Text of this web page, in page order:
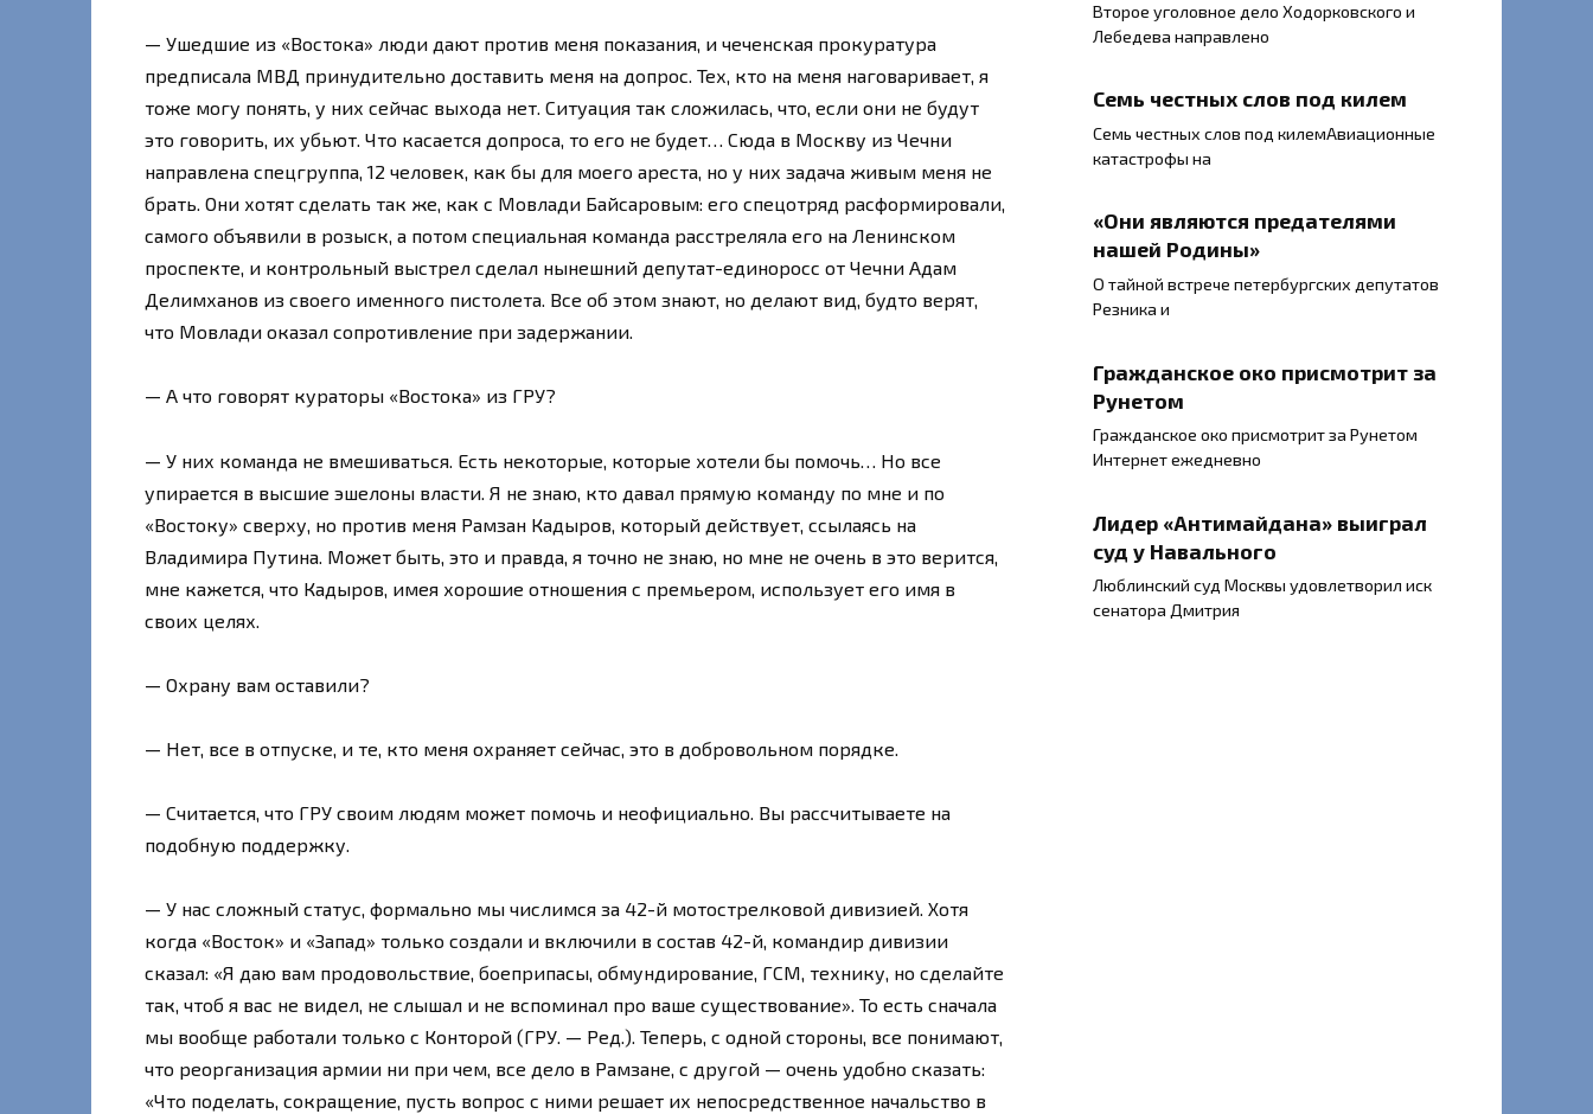
— Ушедшие из «Востока» люди дают против меня показания, и чеченская прокуратура
предписала МВД принудительно доставить меня на допрос. Тех, кто на меня наговаривает, я
тоже могу понять, у них сейчас выхода нет. Ситуация так сложилась, что, если они не будут
это говорить, их убьют. Что касается допроса, то его не будет… Сюда в Москву из Чечни
направлена спецгруппа, 12 человек, как бы для моего ареста, но у них задача живым меня не
брать. Они хотят сделать так же, как с Мовлади Байсаровым: его спецотряд расформировали,
самого объявили в розыск, а потом специальная команда расстреляла его на Ленинском
проспекте, и контрольный выстрел сделал нынешний депутат-единоросс от Чечни Адам
Делимханов из своего именного пистолета. Все об этом знают, но делают вид, будто верят,
что Мовлади оказал сопротивление при задержании.
— А что говорят кураторы «Востока» из ГРУ?
— У них команда не вмешиваться. Есть некоторые, которые хотели бы помочь… Но все
упирается в высшие эшелоны власти. Я не знаю, кто давал прямую команду по мне и по
«Востоку» сверху, но против меня Рамзан Кадыров, который действует, ссылаясь на
Владимира Путина. Может быть, это и правда, я точно не знаю, но мне не очень в это верится,
мне кажется, что Кадыров, имея хорошие отношения с премьером, использует его имя в
своих целях.
— Охрану вам оставили?
— Нет, все в отпуске, и те, кто меня охраняет сейчас, это в добровольном порядке.
— Считается, что ГРУ своим людям может помочь и неофициально. Вы рассчитываете на
подобную поддержку.
— У нас сложный статус, формально мы числимся за 42-й мотострелковой дивизией. Хотя
когда «Восток» и «Запад» только создали и включили в состав 42-й, командир дивизии
сказал: «Я даю вам продовольствие, боеприпасы, обмундирование, ГСМ, технику, но сделайте
так, чтоб я вас не видел, не слышал и не вспоминал про ваше существование». То есть сначала
мы вообще работали только с Конторой (ГРУ. — Ред.). Теперь, с одной стороны, все понимают,
что реорганизация армии ни при чем, все дело в Рамзане, с другой — очень удобно сказать:
«Что поделать, сокращение, пусть вопрос с ними решает их непосредственное начальство в
Второе уголовное дело Ходорковского и
Лебедева направлено
Семь честных слов под килем
Семь честных слов под килемАвиационные
катастрофы на
«Они являются предателями
нашей Родины»
О тайной встрече петербургских депутатов
Резника и
Гражданское око присмотрит за
Рунетом
Гражданское око присмотрит за Рунетом
Интернет ежедневно
Лидер «Антимайдана» выиграл
суд у Навального
Люблинский суд Москвы удовлетворил иск
сенатора Дмитрия